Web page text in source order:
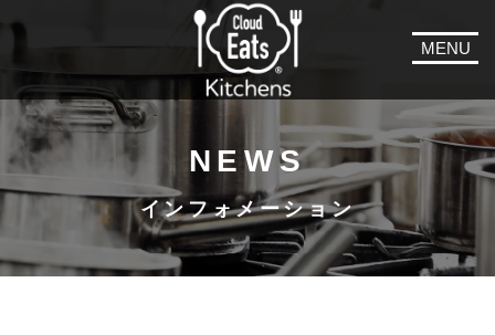
MENU
NEWS
インフォメーション